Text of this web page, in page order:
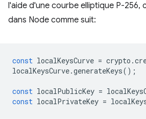
l'aide d'une courbe elliptique P-256,
dans Node comme suit:
const localKeysCurve = crypto .
localKeysCurve.generateKeys();
const localPublicKey =
const localPrivateKey =